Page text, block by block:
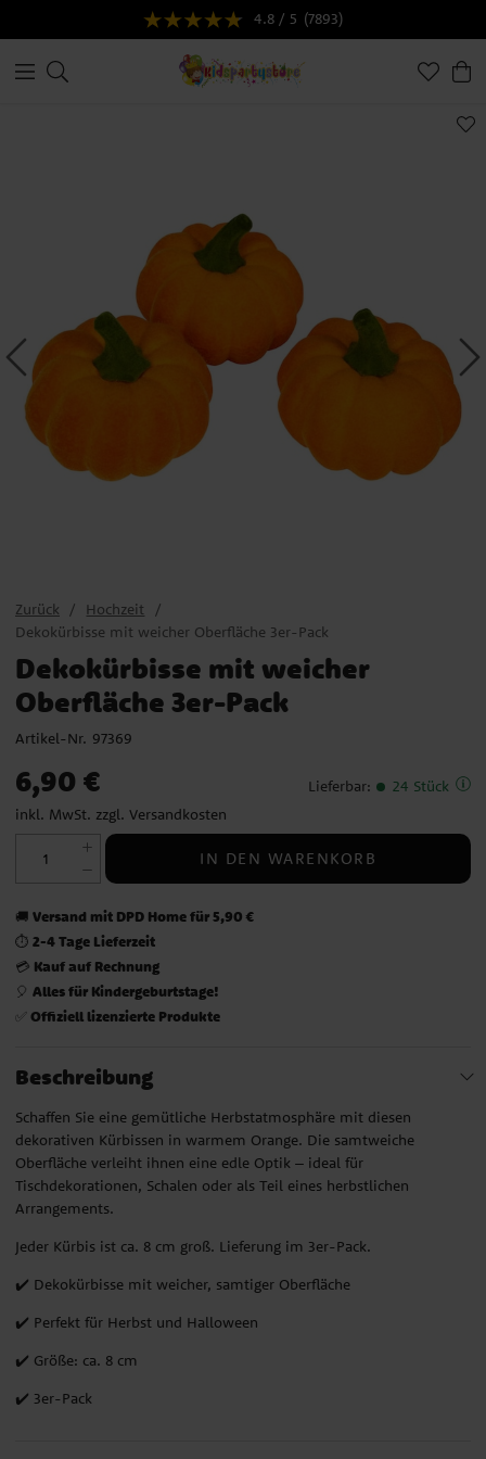
4.8 / 5 (7893)
Zurück
Hochzeit
Dekokürbisse mit weicher Oberfläche 3er-Pack
Dekokürbisse mit weicher
Oberfläche 3er-Pack
Artikel-Nr. 97369
Preis: 6,90 €
6,90 €
inkl. MwSt. zzgl. Versandkosten
Lieferbar: 24 Stück
IN DEN WARENKORB
🚚 Versand mit DPD Home für 5,90 €
⏱️ 2-4 Tage Lieferzeit
💳 Kauf auf Rechnung
🎈 Alles für Kindergeburtstage!
✅ Offiziell lizenzierte Produkte
Beschreibung
Schaffen Sie eine gemütliche Herbstatmosphäre mit diesen
dekorativen Kürbissen in warmem Orange. Die samtweiche
Oberfläche verleiht ihnen eine edle Optik – ideal für
Tischdekorationen, Schalen oder als Teil eines herbstlichen
Arrangements.
Jeder Kürbis ist ca. 8 cm groß. Lieferung im 3er-Pack.
✔️ Dekokürbisse mit weicher, samtiger Oberfläche
✔️ Perfekt für Herbst und Halloween
✔️ Größe: ca. 8 cm
✔️ 3er-Pack